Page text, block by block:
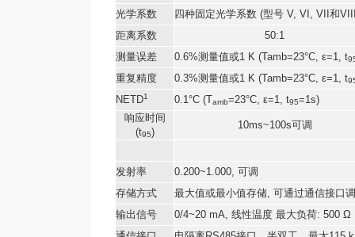
光学系数
四种固定光学系数 (型号 V, VI, VII 和
距离系数
50:1
测量误差
0.6%测量值或1 K (Tamb=23°C, ε=1, t
重复精度 0.3%测量值或1 K (Tamb=23°C, ε=1, t
NETD1 0.1°C (Tamb=23°C, ε=1, t95=1s)
响应时间
(t95)
10ms~100s可调
发射率 0.200~1.000, 可调
存储方式
最大值或最小值存储 可通过通信接口
输出信号
0/4~20 mA, 线性温度 最大负荷: 500 Ω